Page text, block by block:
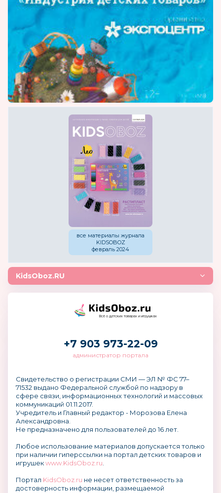
все материалы журнала
KIDSOBOZ
февраль 2024
KidsOboz.RU
Всё о детских товарах и игрушках
+7 903 973-22-09
администратор портала
Свидетельство о регистрации СМИ — ЭЛ № ФС 77–
71532 выдано Федеральной службой по надзору в
сфере связи, информационных технологий и массовых
коммуникаций 01.11.2017.
Учредитель и Главный редактор - Морозова Елена
Александровна.
Не предназначено для пользователей до 16 лет.
Любое использование материалов допускается только
при наличии гиперссылки на портал детских товаров и
игрушекwww.KidsOboz.ru
Портал KidsOboz.ru не несет ответственность за
достоверность информации, размещаемой